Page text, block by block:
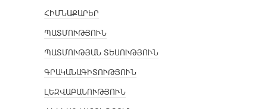
ՀԻՄՆԱՔԱՐԵՐ
ՊԱՏՄՈՒԹՅՈՒՆ
ՊԱՏՄՈՒԹՅԱՆ ՏԵՍՈՒԹՅՈՒՆ
ԳՐԱԿԱՆԱԳԻՏՈՒԹՅՈՒՆ
ԼԵԶՎԱԲԱՆՈՒԹՅՈՒՆ